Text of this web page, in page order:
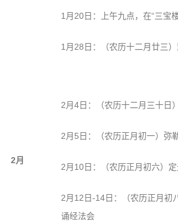
寺院巡览
西园风光
1月20日：上午九点，在“三宝
1月28日：（农历十二月廿三
2月
2月4日：（农历十二月三十日
2月5日：（农历正月初一）弥
2月10日：（农历正月初六）
2月12日-14日：（农历正月初
诵经法会